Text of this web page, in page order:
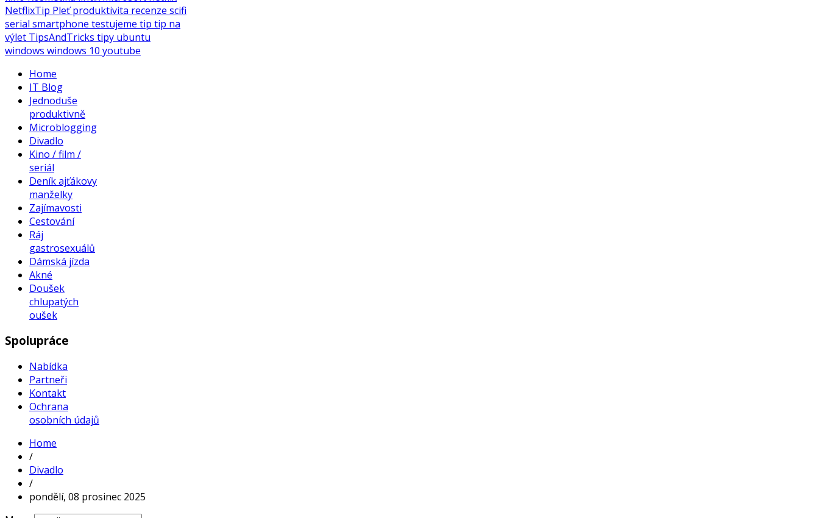
NetflixTip Pleťproduktivita recenze scifi
serial smartphone testujeme tip tip na
výlet TipsAndTricks tipy ubuntu
windows windows 10 youtube
Home
IT Blog
Jednoduše
produktivně
Microblogging
Divadlo
Kino / film /
seriál
Deník ajťákovy
manželky
Zajímavosti
Cestování
Ráj
gastrosexuálů
Dámská jízda
Akné
Doušek
chlupatých
oušek
Spolupráce
Nabídka
Partneři
Kontakt
Ochrana
osobních údajů
Home
/
Divadlo
/
pondělí, 08 prosinec 2025